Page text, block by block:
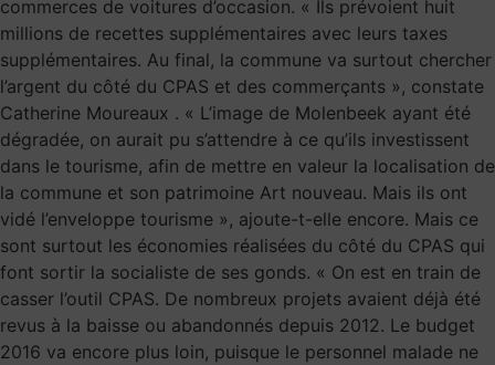
commerces de voitures d’occasion. « Ils prévoient huit
millions de recettes supplémentaires avec leurs taxes
supplémentaires. Au final, la commune va surtout chercher
l’argent du côté du CPAS et des commerçants », constate
Catherine Moureaux . « L’image de Molenbeek ayant été
dégradée, on aurait pu s’attendre à ce qu’ils investissent
dans le tourisme, afin de mettre en valeur la localisation de
la commune et son patrimoine Art nouveau. Mais ils ont
vidé l’enveloppe tourisme », ajoute-t-elle encore. Mais ce
sont surtout les économies réalisées du côté du CPAS qui
font sortir la socialiste de ses gonds. « On est en train de
casser l’outil CPAS. De nombreux projets avaient déjà été
revus à la baisse ou abandonnés depuis 2012. Le budget
2016 va encore plus loin, puisque le personnel malade ne